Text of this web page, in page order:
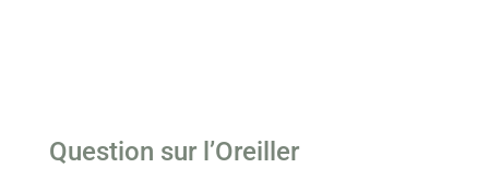
Question sur l’Oreiller